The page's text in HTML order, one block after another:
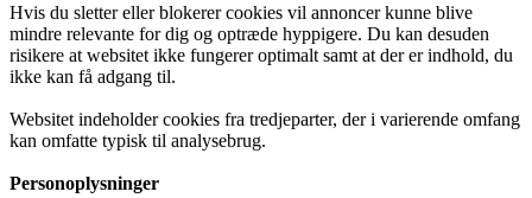
Hvis du sletter eller blokerer cookies vil annoncer kunne blive
mindre relevante for dig og optræde hyppigere. Du kan desuden
risikere at websitet ikke fungerer optimalt samt at der er indhold, du
ikke kan få adgang til.
Websitet indeholder cookies fra tredjeparter, der i varierende omfang
kan omfatte typisk til analysebrug.
Personoplysninger